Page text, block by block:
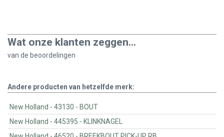
Wat onze klanten zeggen...
van de beoordelingen
Andere producten van hetzelfde merk:
New Holland - 43130 - BOUT
New Holland - 445395 - KLINKNAGEL